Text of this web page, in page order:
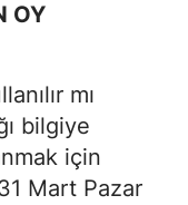
OY
mı
bilgiye
için
Mart Pazar